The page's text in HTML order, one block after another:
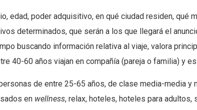
edad, poder adquisitivo, en qué ciudad residen, qué
determinados, que serán a los que llegará el
buscando información relativa al viaje, valora
40-60 años viajan en compañía (pareja o familia) y
de entre 25-65 años, de clase media-media
en wellness, relax, hoteles, hoteles para